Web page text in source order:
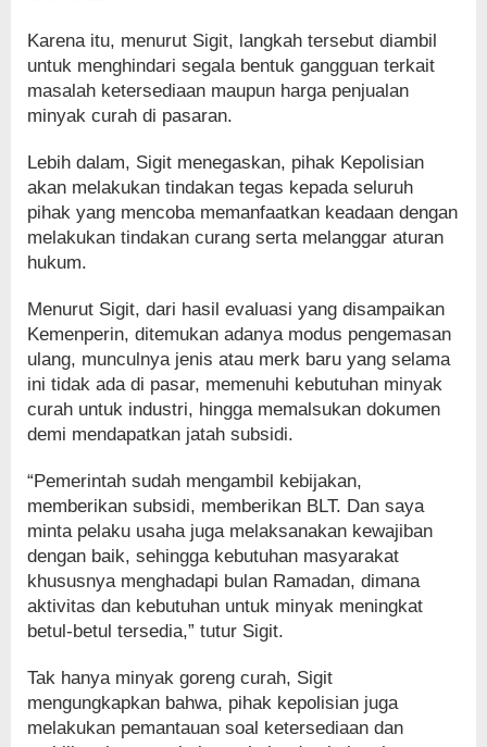
Karena itu, menurut Sigit, langkah tersebut diambil
untuk menghindari segala bentuk gangguan terkait
masalah ketersediaan maupun harga penjualan
minyak curah di pasaran.
Lebih dalam, Sigit menegaskan, pihak Kepolisian
akan melakukan tindakan tegas kepada seluruh
pihak yang mencoba memanfaatkan keadaan dengan
melakukan tindakan curang serta melanggar aturan
hukum.
Menurut Sigit, dari hasil evaluasi yang disampaikan
Kemenperin, ditemukan adanya modus pengemasan
ulang, munculnya jenis atau merk baru yang selama
ini tidak ada di pasar, memenuhi kebutuhan minyak
curah untuk industri, hingga memalsukan dokumen
demi mendapatkan jatah subsidi.
“Pemerintah sudah mengambil kebijakan,
memberikan subsidi, memberikan BLT. Dan saya
minta pelaku usaha juga melaksanakan kewajiban
dengan baik, sehingga kebutuhan masyarakat
khususnya menghadapi bulan Ramadan, dimana
aktivitas dan kebutuhan untuk minyak meningkat
betul-betul tersedia,” tutur Sigit.
Tak hanya minyak goreng curah, Sigit
mengungkapkan bahwa, pihak kepolisian juga
melakukan pemantauan soal ketersediaan dan